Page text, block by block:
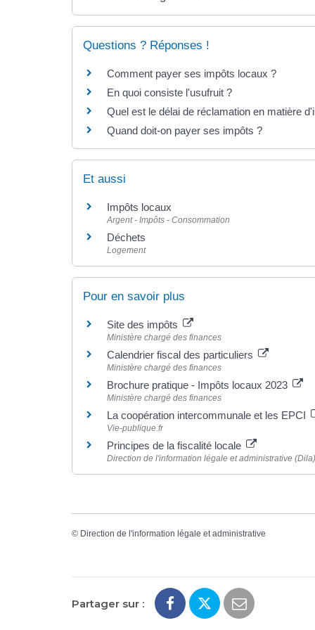
Questions ? Réponses !
Comment payer ses impôts locaux ?
En quoi consiste l'usufruit ?
Quel est le délai de réclamation en matière
Quand doit-on payer ses impôts ?
Et aussi
Impôts locaux
Argent - Impôts - Consommation
Déchets
Logement
Pour en savoir plus
Site des impôts
Ministère chargé des finances
Calendrier fiscal des particuliers
Ministère chargé des finances
Brochure pratique - Impôts locaux 2023
Ministère chargé des finances
La coopération intercommunale et les EPCI
Vie-publique.fr
Principes de la fiscalité locale
Direction de l'information légale et administrative
© Direction de l'information légale et administrative
Partager sur :